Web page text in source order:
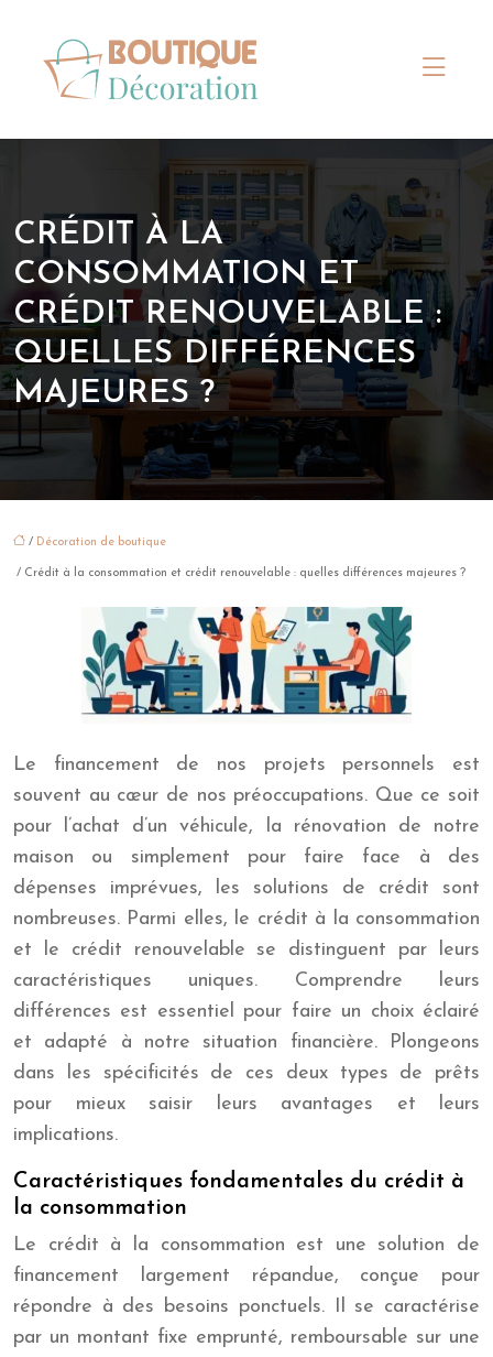
CRÉDIT À LA
CONSOMMATION ET
CRÉDIT RENOUVELABLE :
QUELLES DIFFÉRENCES
MAJEURES ?
/ Décoration de boutique
/ Crédit à la consommation et crédit renouvelable : quelles différences majeures ?
Le financement de nos projets personnels est
souvent au cœur de nos préoccupations. Que ce soit
pour l’achat d’un véhicule, la rénovation de notre
maison ou simplement pour faire face à des
dépenses imprévues, les solutions de crédit sont
nombreuses. Parmi elles, le crédit à la consommation
et le crédit renouvelable se distinguent par leurs
caractéristiques uniques. Comprendre leurs
différences est essentiel pour faire un choix éclairé
et adapté à notre situation financière. Plongeons
dans les spécificités de ces deux types de prêts
pour mieux saisir leurs avantages et leurs
implications.
Caractéristiques fondamentales du crédit à
la consommation
Le crédit à la consommation est une solution de
financement largement répandue, conçue pour
répondre à des besoins ponctuels. Il se caractérise
par un montant fixe emprunté, remboursable sur une